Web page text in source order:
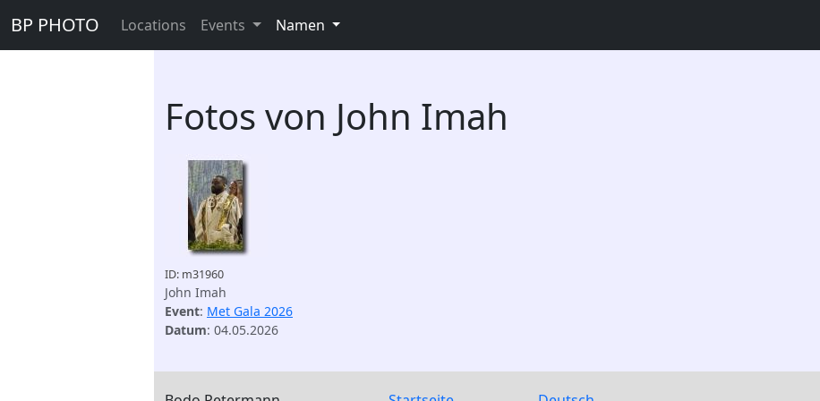
BP PHOTO Locations Events Namen
Fotos von John Imah
ID: m31960
John Imah
Event: Met Gala 2026
Datum: 04.05.2026